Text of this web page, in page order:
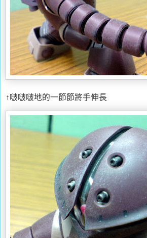
↑啵啵啵地的一節節將手伸長